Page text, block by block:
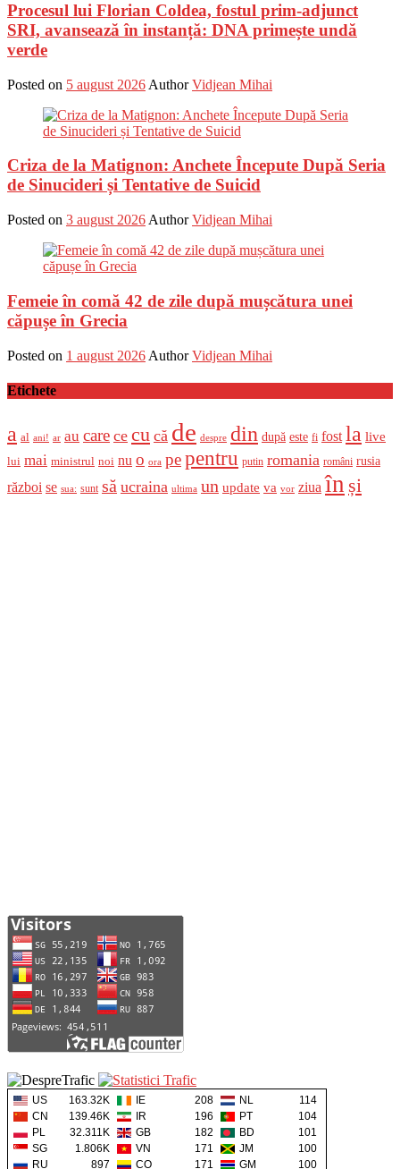
Procesul lui Florian Coldea, fostul prim-adjunct
SRI, avansează în instanță: DNA primește undă
verde
Posted on 5 august 2026 Author Vidjean Mihai
Criza de la Matignon: Anchete Începute După Seria
de Sinucideri și Tentative de Suicid
Posted on 3 august 2026 Author Vidjean Mihai
Femeie în comă 42 de zile după mușcătura unei
căpușe în Grecia
Posted on 1 august 2026 Author Vidjean Mihai
Etichete
a al ani! ar au care ce cu că de despre din după este fi fost la live
lui mai ministrul noi nu o ora pepentru putin romania români rusia
război se sua: sunt să ucraina ultima un update va vor ziua în și
US 163.32K IE 208 NL
114
CN
139.46K IR 196 PT
104
PL
32.311K GB 182 BD
101
SG
1.806K VN 171 JM
100
RU
897 CO 171 GM 100